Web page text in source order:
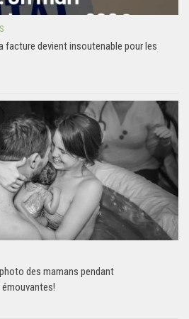
facture devient insoutenable pour les
des mamans pendant